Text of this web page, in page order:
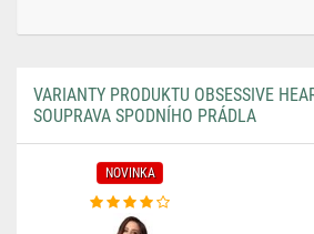
VARIANTY PRODUKTU OBSESSIVE
SOUPRAVA SPODNÍHO PRÁDLA
NOVINKA